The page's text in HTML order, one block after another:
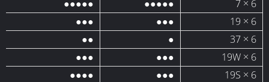
6 × 7
●●●●●
●●●●●
6 × 19
●●●
●●●
6 × 37
●
●●
6 × 19W
●●●
●●●
6 × 19S
●●●
●●●●